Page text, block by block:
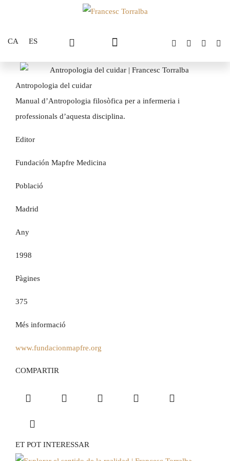
CA ES
Antropologia del cuidar
Manual d’Antropologia filosòfica per a infermeria i
professionals d’aquesta disciplina.
Editor
Fundación Mapfre Medicina
Població
Madrid
Any
1998
Pàgines
375
Més informació
www.fundacionmapfre.org
COMPARTIR
ET POT INTERESSAR